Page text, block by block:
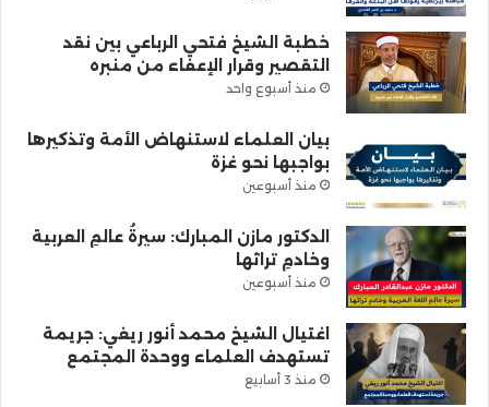
خطبة الشيخ فتحي الرباعي بين نقد
التقصير وقرار الإعفاء من منبره
منذ أسبوع واحد
بيان العلماء لاستنهاض الأمة وتذكيرها
بواجبها نحو غزة
منذ أسبوعين
الدكتور مازن المبارك: سيرةُ عالمِ العربية
وخادمِ تراثها
منذ أسبوعين
اغتيال الشيخ محمد أنور ريغي: جريمة
تستهدف العلماء ووحدة المجتمع
منذ 3 أسابيع